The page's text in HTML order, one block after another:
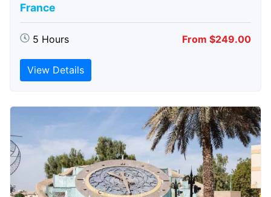
France
5 Hours From $249.00
View Details